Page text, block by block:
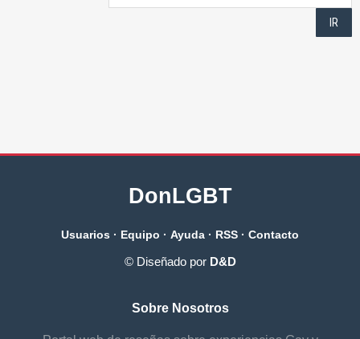
DonLGBT
Usuarios · Equipo · Ayuda · RSS · Contacto
© Diseñado por D&D
Sobre Nosotros